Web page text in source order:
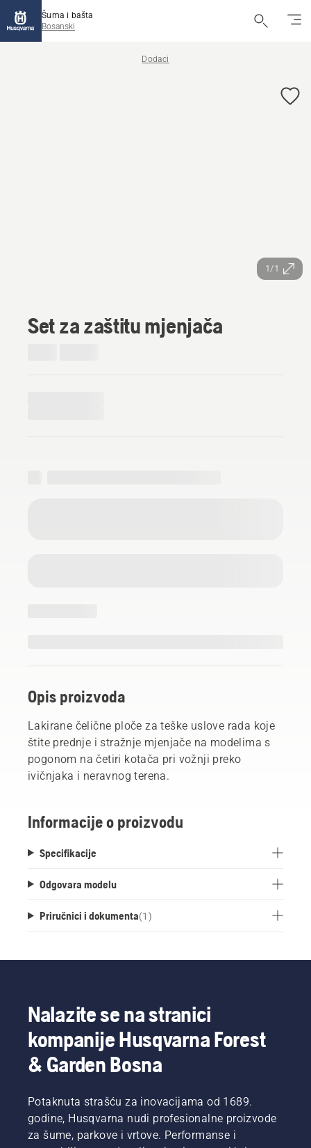
Šuma i bašta
Bosanski
Dodaci
1/1
Set za zaštitu mjenjača
Opis proizvoda
Lakirane čelične ploče za teške uslove rada koje
štite prednje i stražnje mjenjače na modelima s
pogonom na četiri kotača pri vožnji preko
ivičnjaka i neravnog terena.
Informacije o proizvodu
Specifikacije
Odgovara modelu
Priručnici i dokumenta(1 )
Nalazite se na stranici
kompanije Husqvarna Forest
& Garden Bosna
Potaknuta strašću za inovacijama od 1689.
godine, Husqvarna nudi profesionalne proizvode
za šume, parkove i vrtove. Performanse i